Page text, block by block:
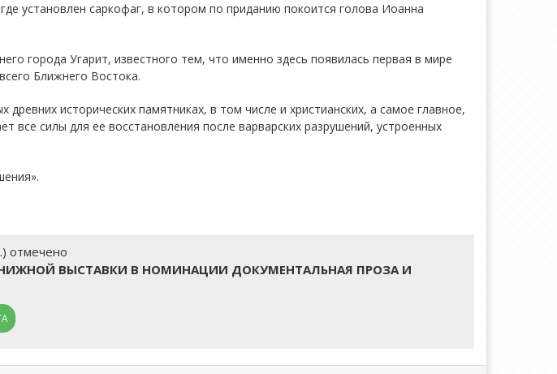
установлен саркофаг, в котором по приданию покоится голова Иоанна
города Угарит, известного тем, что именно здесь появилась первая в мире
Ближнего Востока.
исторических памятниках, в том числе и христианских, а самое главное,
силы для ее восстановления после варварских разрушений, устроенных
отмечено
ВЫСТАВКИ В НОМИНАЦИИ ДОКУМЕНТАЛЬНАЯ ПРОЗА И